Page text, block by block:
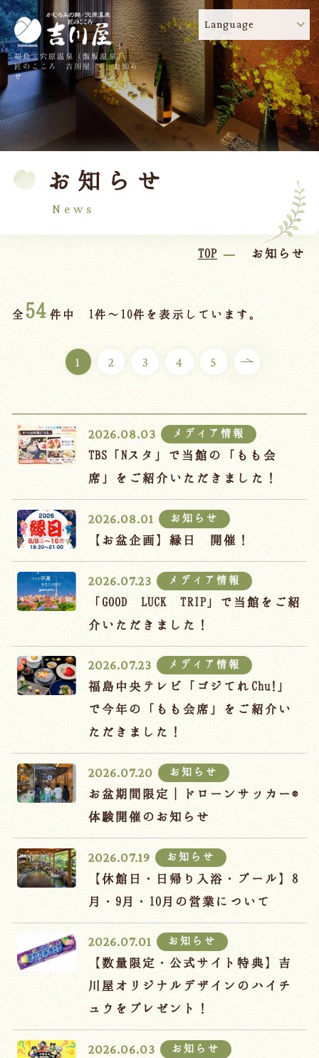
福島・穴原温泉（飯坂温泉）
匠のこころ 吉川屋 - お知ら
せ
Language
お知らせ
News
TOP お知らせ
全54 件中 1件～10件を表示しています。
1 2 3 4 5
2026.08.03 メディア情報
TBS「Nスタ」で当館の「もも会
席」をご紹介いただきました！
2026.08.01 お知らせ
【お盆企画】縁日 開催！
2026.07.23 メディア情報
「GOOD LUCK TRIP」で当館をご紹
介いただきました！
2026.07.23 メディア情報
福島中央テレビ「ゴジてれChu!」
で今年の「もも会席」をご紹介い
ただきました！
2026.07.20 お知らせ
お盆期間限定｜ドローンサッカー®
体験開催のお知らせ
2026.07.19 お知らせ
【休館日・日帰り入浴・プール】8
月・9月・10月の営業について
2026.07.01 お知らせ
【数量限定・公式サイト特典】吉
川屋オリジナルデザインのハイチ
ュウをプレゼント！
2026.06.03 お知らせ
! 吉川屋のコロナウイルス感染症対策について
TOP 吉川屋について
温泉 客室
料理
館内
ご宿泊プラン
お部屋からプランを選ぶ
空室カレンダーから選ぶ
会議・団体 吉川屋で過ごす特別な日
お知らせ よくあるご質問
予約確認・変更・キャンセル
キャンセルポリシー
宿泊約款
オンラインショップ
吉川屋×温泉むすめ
Follow us
Tel.024-542-2226/ 9:00~18:00
Language